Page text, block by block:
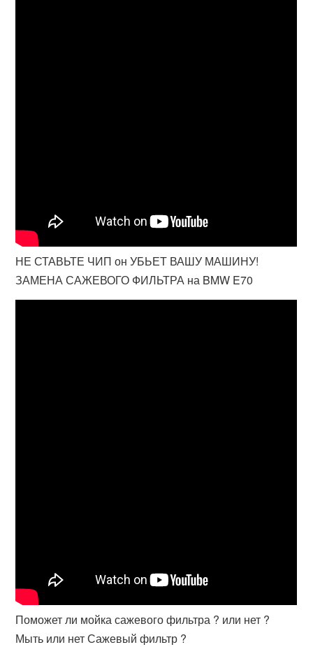
НЕ СТАВЬТЕ ЧИП он УБЬЕТ ВАШУ МАШИНУ!
ЗАМЕНА САЖЕВОГО ФИЛЬТРА на BMW E70
Поможет ли мойка сажевого фильтра ? или нет ?
Мыть или нет Сажевый фильтр ?